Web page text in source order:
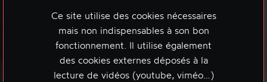
Ce site utilise des cookies nécessaires
mais non indispensables à son bon
fonctionnement. Il utilise également
des cookies externes déposés à la
lecture de vidéos (youtube, viméo…)